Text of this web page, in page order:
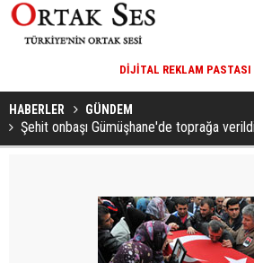
DIJITAL REKLAM PASTASI
GENÇLERBIRLIĞI SPOR KULÜBÜNDEN
HABERLER GÜNDEM
Şehit onbaşı Gümüşhane'de toprağa verildi